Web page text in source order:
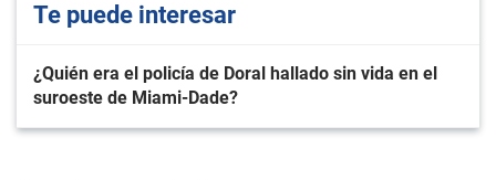
Te puede interesar
¿Quién era el policía de Doral hallado sin vida en el
suroeste de Miami-Dade?